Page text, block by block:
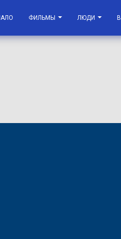
ФИЛЬМЫ ЛЮДИ